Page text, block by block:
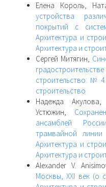
Елена Король,
устройства
покрытий с
Архитектура и
Архитектура и
Сергей Митягин,
градостроительстве
строительство: № 4
строительство
Надежда
Устюжин,
ансамблей
трамвайной линии
Архитектура и
Архитектура и
Alexander V.
Москвы, XXI век (о